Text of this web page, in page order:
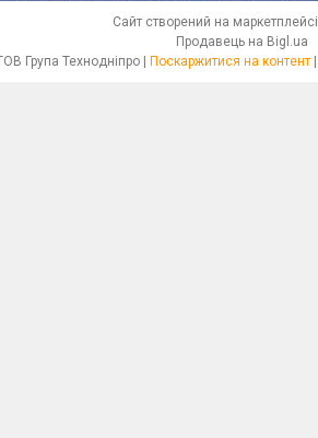
Сайт створений на маркетплейсі
Продавець на Bigl.ua
ТОВ Група Технодніпро | Поскаржитися на контент |